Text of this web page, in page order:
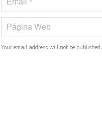
Your email address will not be published.